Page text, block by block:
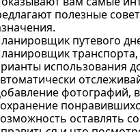
полезные
путевого
транспорта,
использования
фотографий,
оставлять